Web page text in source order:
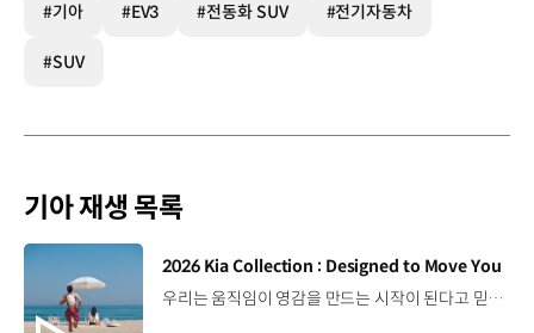
#기아 #EV3 #전동화 SUV #전기자동차
#SUV
기아 재생 목록
[동영상]
2026 Kia Collection : Designed to Move You
우리는 움직임이 영감을 만드는 시작이 된다고 믿습니다. 기아만의 Movement로 당신의 일상에 영감을 더해줄 2026 Kia Collection을 만나보세요. Designed to move you. Kia Collection 자세히 보기 ▶ #Kia #기아 #KiaCollection #기아컬렉션 #Designedtomoveyou #lifestyle